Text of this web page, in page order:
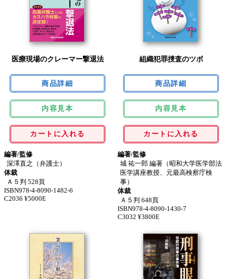
医療現場のクレーマー撃退法
内容見本
カートに入れる
編著/監修
深澤直之（弁護士）
体裁
Ａ５判 528頁
ISBN978-4-8090-1482-6
C2036 ¥5000E
組織犯罪捜査のツボ
内容見本
カートに入れる
編著/監修
城 祐一郎 編著（昭和大学医学部法
医学講座教授、元最高検察庁検
事）
体裁
Ａ５判 648頁
ISBN978-4-8090-1430-7
C3032 ¥3800E